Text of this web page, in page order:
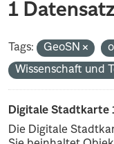
1
Tags: GeoSN
Wissenschaft und
Digitale Stadtkarte
Die Digitale